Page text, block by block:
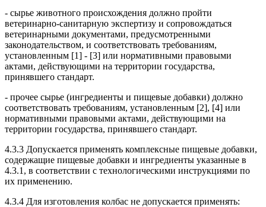
- сырье животного происхождения должно пройти
ветеринарно-санитарную экспертизу и сопровождаться
ветеринарными документами, предусмотренными
законодательством, и соответствовать требованиям,
установленным [1] - [3] или нормативными правовыми
актами, действующими на территории государства,
принявшего стандарт.
- прочее сырье (ингредиенты и пищевые добавки) должно
соответствовать требованиям, установленным [2], [4] или
нормативными правовыми актами, действующими на
территории государства, принявшего стандарт.
4.3.3 Допускается применять комплексные пищевые добавки,
содержащие пищевые добавки и ингредиенты указанные в
4.3.1, в соответствии с технологическими инструкциями по
их применению.
4.3.4 Для изготовления колбас не допускается применять: